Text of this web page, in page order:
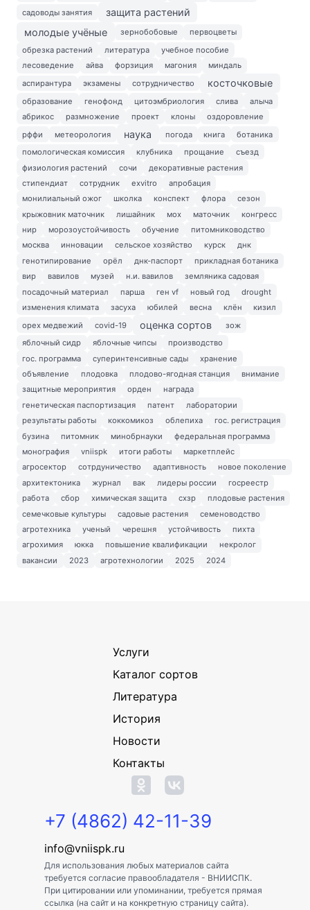
садоводы занятия
защита растений
молодые учёные
зернобобовые
первоцветы
обрезка растений
литература
учебное пособие
лесоведение
айва форзиция магония
миндаль
аспирантура
экзамены сотрудничество косточковые
образование генофонд цитоэмбриология слива
алыча
абрикос
размножение проект клоны
оздоровление
рффи
метеорология наука погода книга
ботаника
помологическая комиссия
клубника прощание
съезд
физиология растений
сочи
декоративные растения
стипендиат
сотрудник exvitro
апробация
монилиальный ожог
школка конспект флора
сезон
крыжовник маточник
лишайник мох маточник
конгресс
нир
морозоустойчивость обучение
питомниководство
москва
инновации сельское хозяйство курск
днк
генотипирование
орёл днк-паспорт
прикладная ботаника
вир
вавилов музей н.и. вавилов
земляника садовая
посадочный материал
парша ген vf новый год
drought
изменения климата
засуха юбилей весна клён
кизил
орех медвежий
covid-19 оценка сортов
зож
яблочный сидр
яблочные чипсы
производство
гос. программа
суперинтенсивные сады
хранение
объявление
плодовка плодово-ягодная станция
внимание
защитные мероприятия
орден
награда
генетическая паспортизация
патент
лаборатории
результаты работы
коккомикоз облепиха
гос. регистрация
бузина
питомник минобрнауки
федеральная программа
монография
vniispk итоги работы
маркетплейс
агросектор
сотрдуничество адаптивность
новое поколение
архитектоника
журнал вак лидеры россии
госреестр
работа
сбор химическая защита схзр
плодовые растения
семечковые культуры
садовые растения
семеноводство
агротехника
ученый черешня устойчивость
пихта
агрохимия
юкка повышение квалификации
некролог
вакансии
2023 агротехнологии 2025 2024
Услуги
Каталог сортов
Литература
История
Новости
Контакты
+7 (4862) 42-11-39
info@vniispk.ru
Для использования любых материалов сайта
требуется согласие правообладателя - ВНИИСПК.
При цитировании или упоминании, требуется прямая
ссылка (на сайт и на конкретную страницу сайта).